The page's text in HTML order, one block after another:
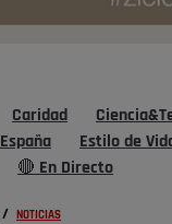
Caridad
España Estilo de
🔴 En Directo
/ NOTICIAS